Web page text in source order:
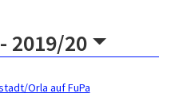
2019/20
Orla auf FuPa